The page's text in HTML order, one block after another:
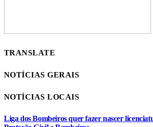
TRANSLATE
NOTÍCIAS GERAIS
NOTÍCIAS LOCAIS
Liga dos Bombeiros quer fazer nascer